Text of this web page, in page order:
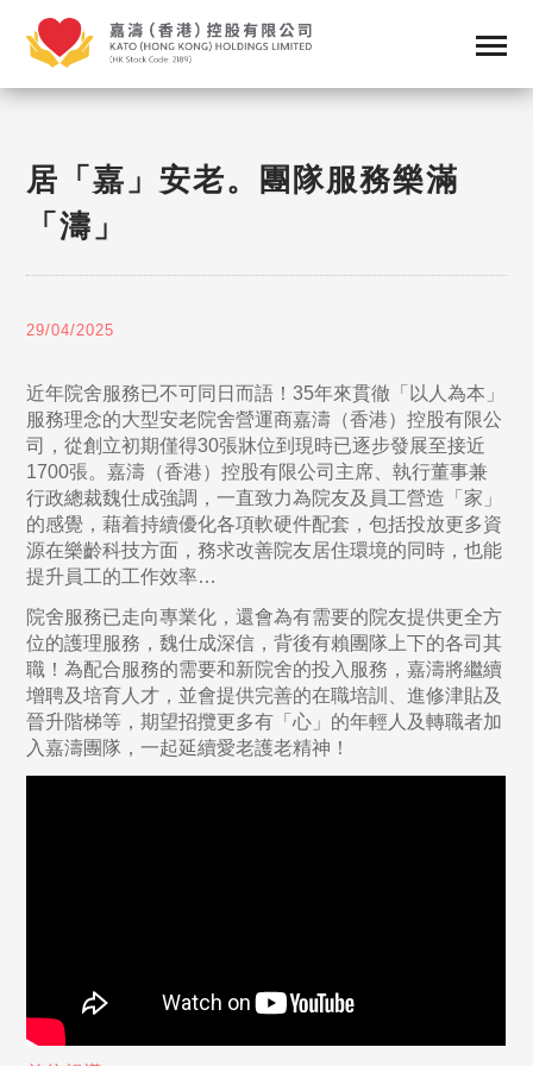
居「嘉」安老。團隊服務樂滿
「濤」
29/04/2025
近年院舍服務已不可同日而語！35年來貫徹「以人為本」
服務理念的大型安老院舍營運商嘉濤（香港）控股有限公
司，從創立初期僅得30張牀位到現時已逐步發展至接近
1700張。嘉濤（香港）控股有限公司主席、執行董事兼
行政總裁魏仕成強調，一直致力為院友及員工營造「家」
的感覺，藉着持續優化各項軟硬件配套，包括投放更多資
源在樂齡科技方面，務求改善院友居住環境的同時，也能
提升員工的工作效率…
院舍服務已走向專業化，還會為有需要的院友提供更全方
位的護理服務，魏仕成深信，背後有賴團隊上下的各司其
職！為配合服務的需要和新院舍的投入服務，嘉濤將繼續
增聘及培育人才，並會提供完善的在職培訓、進修津貼及
晉升階梯等，期望招攬更多有「心」的年輕人及轉職者加
入嘉濤團隊，一起延續愛老護老精神！